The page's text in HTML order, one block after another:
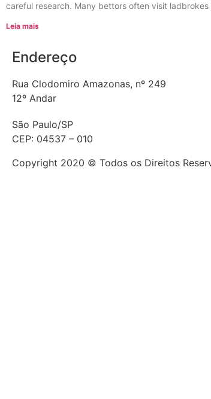
careful research. Many bettors often visit
Leia mais
Endereço
Rua Clodomiro Amazonas, nº 249
12º Andar
São Paulo/SP
CEP: 04537 – 010
Copyright 2020 © Todos os Direitos